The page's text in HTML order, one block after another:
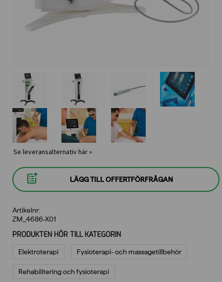
Se leveransalternativ här »
LÄGG TILL OFFERTFÖRFRÅGAN
Artikelnr:
ZM_4686-X01
PRODUKTEN HÖR TILL KATEGORIN
Elektroterapi Fysioterapi- och massagetillbehör
Rehabilitering och fysioterapi